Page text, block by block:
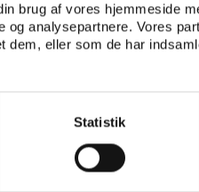
brug af vores hjemmeside
og analysepartnere. Vores
dem, eller som de har
Statistik
Hvilke
i fremtiden? Hvordan
udsendes til lederne af